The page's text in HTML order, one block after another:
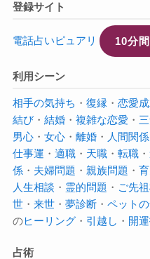
登録サイト
電話占いピュアリ 10分
利用シーン
相手の気持ち ・ 復縁 ・ 恋愛
結び・ 結婚・ 複雑な恋愛 ・
男心・ 女心・ 離婚・ 人間関係
仕事運 ・ 適職・ 天職・ 転職・
係・ 夫婦問題 ・ 親族問題 ・
人生相談 ・ 霊的問題 ・ ご先
世・ 来世・ 夢診断・ ペット
のヒーリング・ 引越し ・ 開
占術